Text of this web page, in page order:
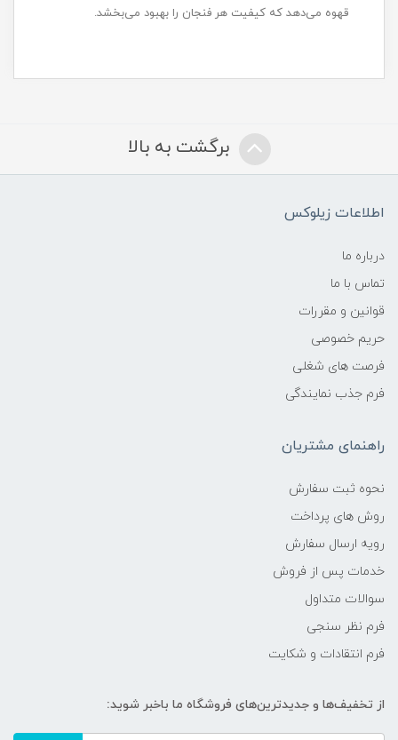
قهوه می‌دهد که کیفیت هر فنجان را بهبود می‌بخشد.
برگشت به بالا
اطلاعات زیلوکس
درباره ما
تماس با ما
قوانین و مقررات
حریم خصوصی
فرصت های شغلی
فرم جذب نمایندگی
راهنمای مشتریان
نحوه ثبت سفارش
روش های پرداخت
رویه ارسال سفارش
خدمات پس از فروش
سوالات متداول
فرم نظر سنجی
فرم انتقادات و شکایت
از تخفیف‌ها و جدیدترین‌های فروشگاه ما باخبر شوید: